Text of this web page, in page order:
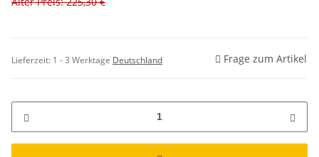
Lieferzeit: 1 - 3 Werktage Deutschland Frage zum Artikel